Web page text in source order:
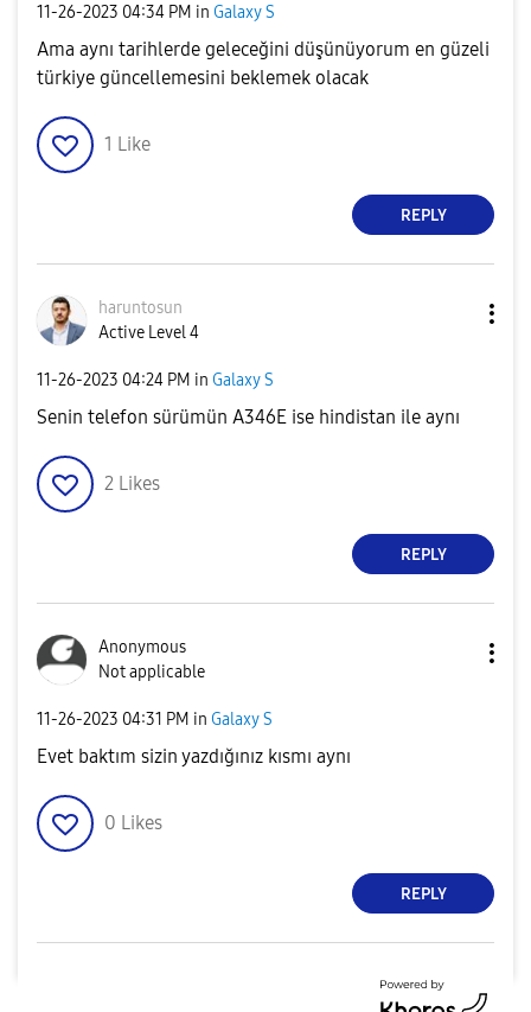
‎11-26-2023 04:34 PM in Galaxy S
Ama aynı tarihlerde geleceğini düşünüyorum en güzeli
türkiye güncellemesini beklemek olacak
1 Like
REPLY
haruntosun
Active Level 4
‎11-26-2023 04:24 PM in Galaxy S
Senin telefon sürümün A346E ise hindistan ile aynı
2 Likes
REPLY
Anonymous
Not applicable
‎11-26-2023 04:31 PM in Galaxy S
Evet baktım sizin yazdığınız kısmı aynı
0 Likes
REPLY